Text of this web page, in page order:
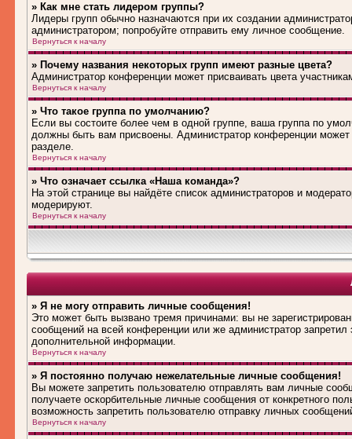
» Как мне стать лидером группы?
Лидеры групп обычно назначаются при их создании
администратором; попробуйте отправить ему личное сообщение.
Вернуться к началу
» Почему названия некоторых групп имеют разные цвета?
Администратор конференции может присваивать цвета
Вернуться к началу
» Что такое группа по умолчанию?
Если вы состоите более чем в одной группе, ваша группа по
должны быть вам присвоены. Администратор конференции
разделе.
Вернуться к началу
» Что означает ссылка «Наша команда»?
На этой странице вы найдёте список администраторов и
модерируют.
Вернуться к началу
» Я не могу отправить личные сообщения!
Это может быть вызвано тремя причинами: вы не
сообщений на всей конференции или же администратор
дополнительной информации.
Вернуться к началу
» Я постоянно получаю нежелательные личные сообщения!
Вы можете запретить пользователю отправлять вам личные
получаете оскорбительные личные сообщения от конкретного
возможность запретить пользователю отправку личных
Вернуться к началу